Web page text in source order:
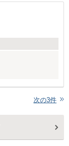
次の3件